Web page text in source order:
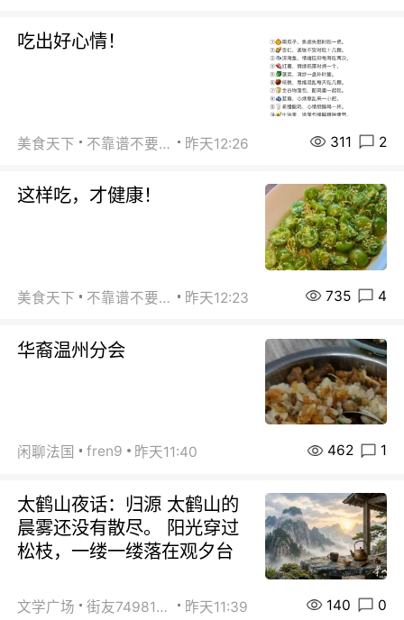
吃出好心情！
美食天下 不靠谱不要联系 昨天12:26 311 2
这样吃，才健康！
美食天下 不靠谱不要联系 昨天12:23 735 4
华裔温州分会
闲聊法国 fren9 昨天11:40 462 1
太鹤山夜话：归源 太鹤山的
晨雾还没有散尽。 阳光穿过
松枝，一缕一缕落在观夕台
文学广场 街友74981146 昨天11:39 140 0